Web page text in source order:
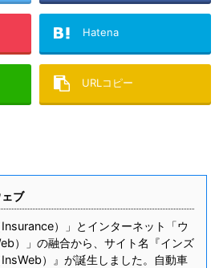
Hatena
URLコピー
ブ
Insurance）」とインターネット「ウ
）」の融合から、サイト名『インズ
）』が誕生しました。自動車